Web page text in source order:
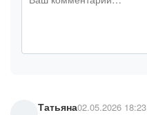
Татьяна02.05.2026 18:23